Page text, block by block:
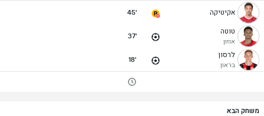
אקיטיקה 45'
טוטה
אוזון
37'
לרסון
בראון
18'
משחק הבא